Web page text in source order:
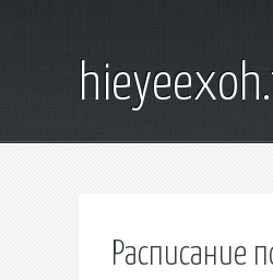
Расписание